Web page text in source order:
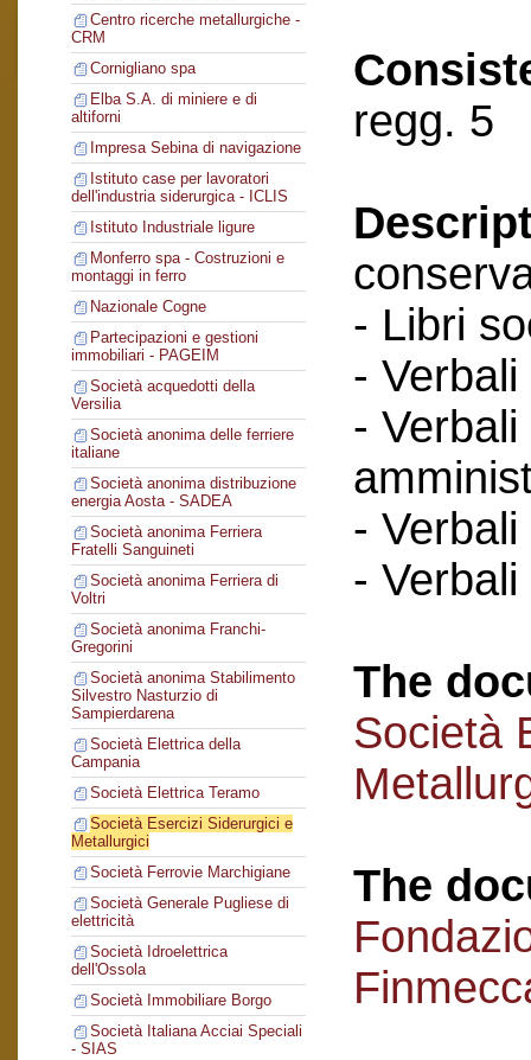
Centro ricerche metallurgiche -
CRM
Cornigliano spa
Elba S.A. di miniere e di
altiforni
Impresa Sebina di navigazione
Istituto case per lavoratori
dell'industria siderurgica - ICLIS
Istituto Industriale ligure
Monferro spa - Costruzioni e
montaggi in ferro
Nazionale Cogne
Partecipazioni e gestioni
immobiliari - PAGEIM
Società acquedotti della
Versilia
Società anonima delle ferriere
italiane
Società anonima distribuzione
energia Aosta - SADEA
Società anonima Ferriera
Fratelli Sanguineti
Società anonima Ferriera di
Voltri
Società anonima Franchi-
Gregorini
Società anonima Stabilimento
Silvestro Nasturzio di
Sampierdarena
Società Elettrica della
Campania
Società Elettrica Teramo
Società Esercizi Siderurgici e
Metallurgici
Società Ferrovie Marchigiane
Società Generale Pugliese di
elettricità
Società Idroelettrica
dell'Ossola
Società Immobiliare Borgo
Società Italiana Acciai Speciali
- SIAS
regg. 5
- Libri
-
-
-
-
The
Società
The